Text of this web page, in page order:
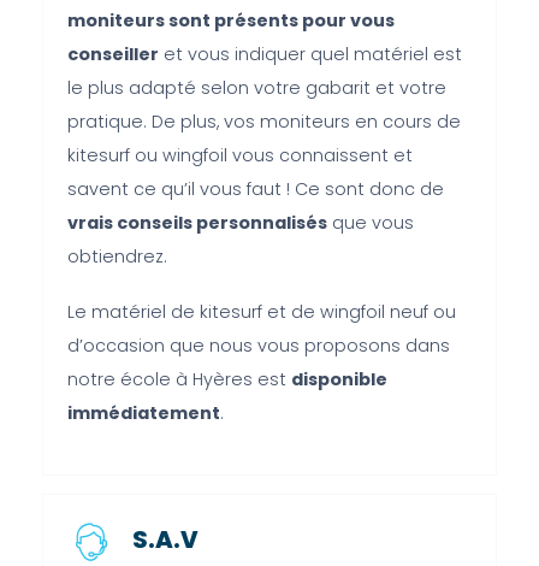
moniteurs sont présents pour vous
conseiller et vous indiquer quel matériel est
le plus adapté selon votre gabarit et votre
pratique. De plus, vos moniteurs en cours de
kitesurf ou wingfoil vous connaissent et
savent ce qu’il vous faut ! Ce sont donc de
vrais conseils personnalisés que vous
obtiendrez.
Le matériel de kitesurf et de wingfoil neuf ou
d’occasion que nous vous proposons dans
notre école à Hyères est disponible
immédiatement.
S.A.V